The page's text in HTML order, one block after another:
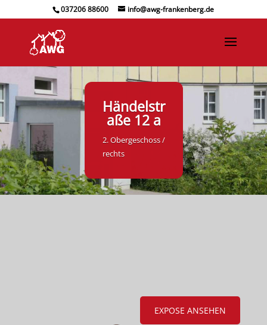
037206 88600 info@awg-frankenberg.de
Händelstr
aße 12 a
2. Obergeschoss /
rechts
EXPOSE ANSEHEN